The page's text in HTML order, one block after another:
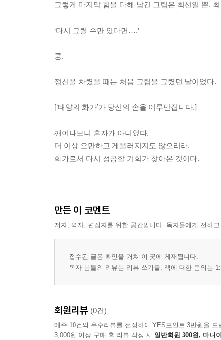
그렇게 마지막 힘을 다해 남긴 그림은 최선일 뿐,
‘다시 그릴 수만 있다면….’
쿵.
정신을 차렸을 때는 처음 그림을 그렸던 날이었다.
[‘태양의 화가’가 당신의 손을 어루만집니다.]
깨어나보니 혼자가 아니었다.
더 이상 오만하고 게을러지지도 않으리라.
화가로서 다시 성공할 기회가 찾아온 것이다.
만든 이 코멘트
저자, 역자, 편집자를 위한 공간입니다. 독자들에게 전하
접수된 글은 확인을 거쳐 이 곳에 게재됩니다.
독자 분들의 리뷰는 리뷰 쓰기를, 책에 대한 문의는
회원리뷰 (0건)
매주 10건의 우수리뷰를 선정하여 YES포인트 3만원을 드
3,000원 이상 구매 후 리뷰 작성 시 일반회원 300원, 마니